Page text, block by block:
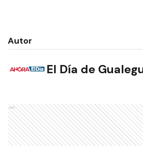
Autor
El Día de
Ads